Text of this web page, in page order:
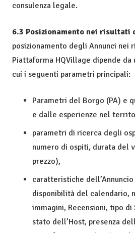
consulenza legale.
6.3 Posizionamento nei risultati
posizionamento degli Annunci nei
Piattaforma HQVillage dipende
cui i seguenti parametri principali:
Parametri del Borgo (PA) e
e dalle esperienze nel
parametri di ricerca degli
numero di ospiti, durata del
prezzo),
caratteristiche
disponibilità del calendario,
immagini, Recensioni, tipo di
stato dell’Host, presenza